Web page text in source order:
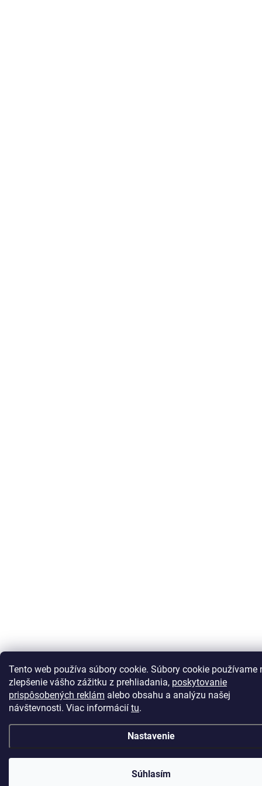
Tento web používa súbory cookie. Súbory cookie používame
zlepšenie vášho zážitku z prehliadania, poskytovanie
prispôsobených reklám alebo obsahu a analýzu našej
návštevnosti. Viac informácií tu.
Nastavenie
Súhlasím